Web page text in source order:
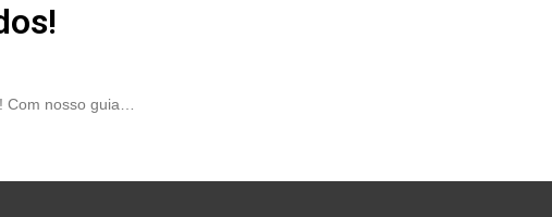
Com nosso guia…